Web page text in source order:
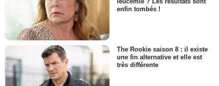
enfin tombés !
The Rookie saison 8 : il existe
une fin alternative et elle est
très différente